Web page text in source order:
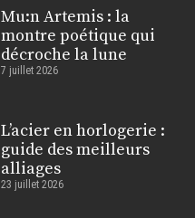
Mu:n Artemis : la
montre poétique qui
décroche la lune
7 juillet 2026
L’acier en horlogerie :
guide des meilleurs
alliages
23 juillet 2026